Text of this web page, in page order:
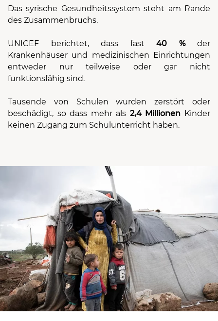
Das syrische Gesundheitssystem steht am Rande
des Zusammenbruchs.
UNICEF berichtet, dass fast 40 %der
Krankenhäuser und medizinischen Einrichtungen
entweder nur teilweise oder gar nicht
funktionsfähig sind.
Tausende von Schulen wurden zerstört oder
beschädigt, so dass mehr als 2,4 Millionen Kinder
keinen Zugang zum Schulunterricht haben.